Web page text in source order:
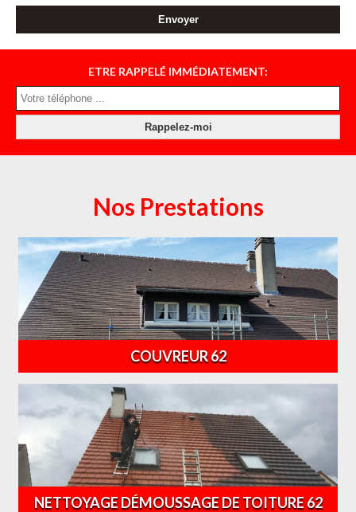
ETRE RAPPELÉ IMMÉDIATEMENT:
Nos Prestations
COUVREUR 62
NETTOYAGE DÉMOUSSAGE DE TOITURE 62